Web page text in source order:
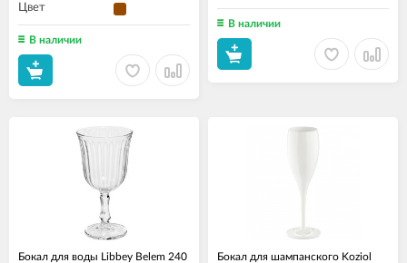
Цвет
В наличии
В наличии
Бокал для воды Libbey Belem 240
Бокал для шампанского Koziol